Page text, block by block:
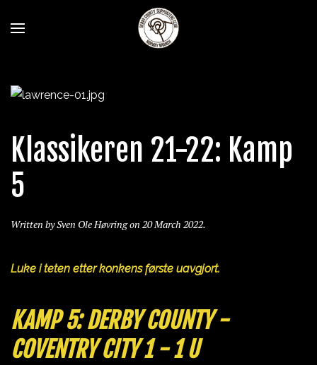
Klassikeren 21-22: Kamp
5
Written by Sven Ole Høvring on 20 March 2022.
Luke i teten etter konkens første uavgjort.
KAMP 5: DERBY COUNTY -
COVENTRY CITY 1 - 1 U